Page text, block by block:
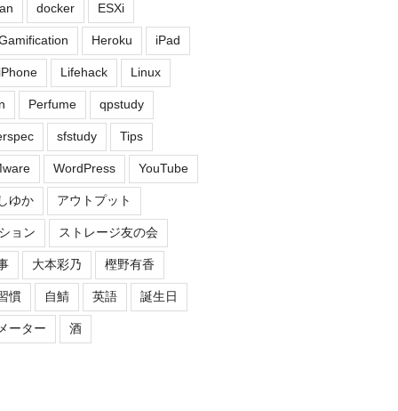
docker ESXi
Heroku iPad
Lifehack Linux
Perfume qpstudy
sfstudy Tips
WordPress YouTube
ゆか アウトプット
ョン ストレージ友の会
大本彩乃 樫野有香
慣 自鯖 英語 誕生日
ーター 酒